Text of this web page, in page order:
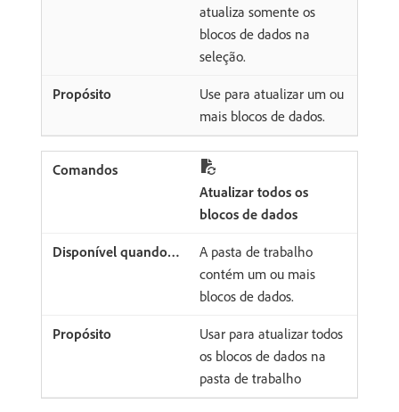
atualiza somente os
blocos de dados na
seleção.
Use para atualizar um ou
mais blocos de dados.
Atualizar todos os
blocos de dados
A pasta de trabalho
contém um ou mais
blocos de dados.
Usar para atualizar todos
os blocos de dados na
pasta de trabalho